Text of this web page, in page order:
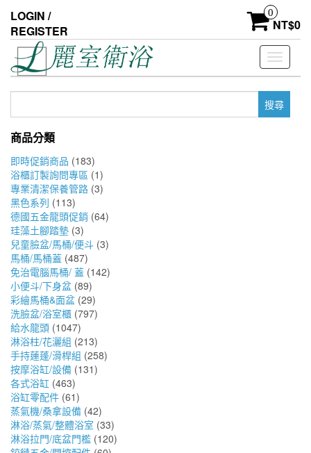
the
content
LOGIN /
REGISTER
0
NT$0
Toggle
鍵
商品分類
即時促銷商品 (183)
浴櫃訂製詢問專區 (1)
專業清潔保養管路 (3)
黑色系列 (113)
德國五金龍頭促銷 (64)
珪藻土腳踏墊 (3)
兒童臉盆/馬桶/便斗 (3)
馬桶/馬桶蓋 (487)
免治電腦馬桶/ 蓋 (142)
小便斗/下身盆 (89)
彩繪馬桶&面盆 (29)
洗臉盆/浴室櫃 (797)
給水龍頭 (1047)
淋浴柱/花灑組 (213)
手持蓮蓬/滑桿組 (258)
按摩浴缸/設備 (131)
各式浴缸 (463)
浴缸零配件 (61)
蒸氣機/桑拿設備 (42)
淋浴/蒸氣/整體浴室 (33)
淋浴拉門/底盆門檻 (120)